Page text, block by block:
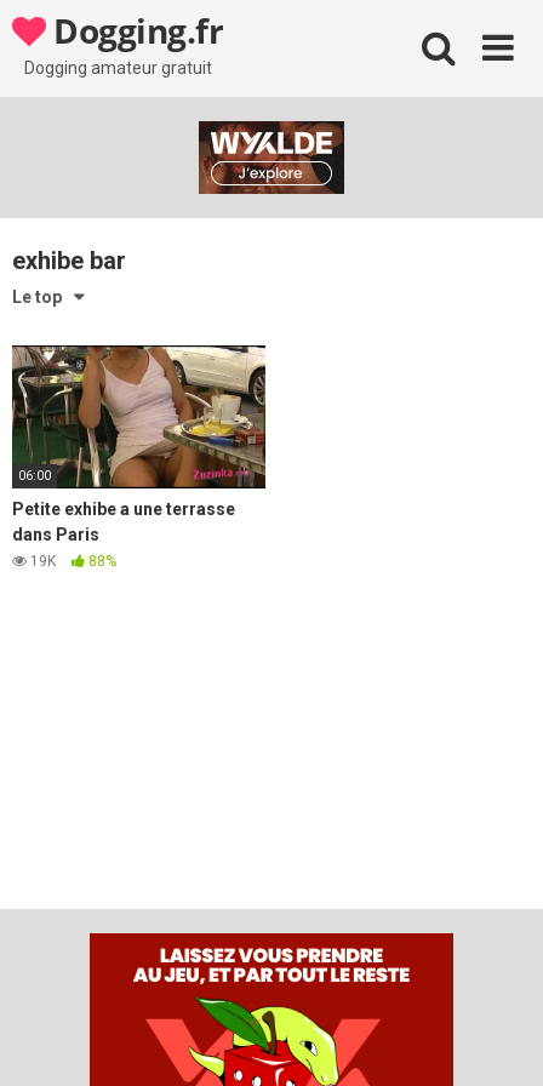
to
content
Dogging.fr
Dogging amateur gratuit
exhibe bar
Le top
06:00
Petite exhibe a une terrasse
dans Paris
19K 88%